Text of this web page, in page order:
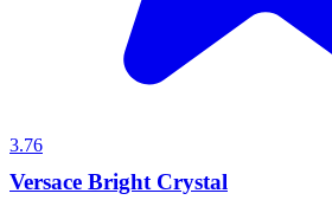
3.76
Versace Bright Crystal